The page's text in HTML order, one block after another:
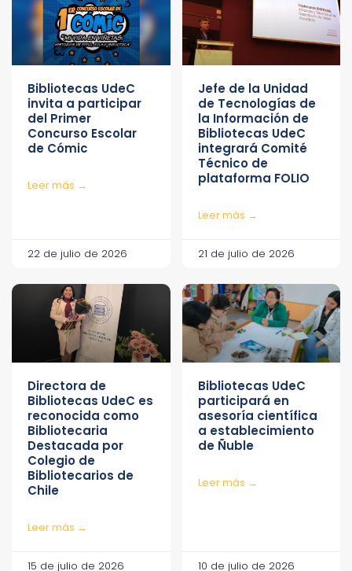
Bibliotecas UdeC
invita a participar
del Primer
Concurso Escolar
de Cómic
Leer más →
22 de julio de 2026
Jefe de la Unidad
de Tecnologías de
la Información de
Bibliotecas UdeC
integrará Comité
Técnico de
plataforma FOLIO
Leer más →
21 de julio de 2026
Directora de
Bibliotecas UdeC es
reconocida como
Bibliotecaria
Destacada por
Colegio de
Bibliotecarios de
Chile
Leer más →
15 de julio de 2026
Bibliotecas UdeC
participará en
asesoría científica
a establecimiento
de Ñuble
Leer más →
10 de julio de 2026